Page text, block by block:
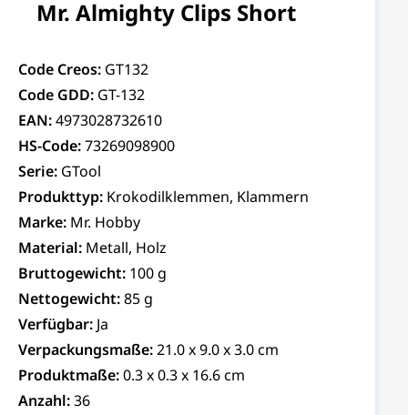
Mr. Almighty Clips Short
Code Creos: GT132
Code GDD: GT-132
EAN:4973028732610
HS-Code:73269098900
Serie: GTool
Produkttyp: Krokodilklemmen, Klammern
Marke: Mr. Hobby
Material: Metall, Holz
Bruttogewicht: 100 g
Nettogewicht:85 g
Verfügbar: Ja
Verpackungsmaße:21.0 x 9.0 x 3.0 cm
Produktmaße:0.3 x 0.3 x 16.6 cm
Anzahl:36